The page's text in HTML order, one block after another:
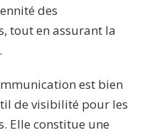
des
tout en assurant la
est bien
de visibilité pour les
Elle constitue une